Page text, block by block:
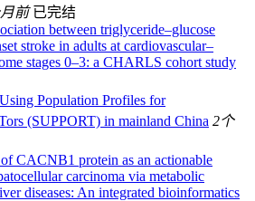
前 已完结
between triglyceride–glucose
stroke in adults at cardiovascular–
stages 0–3: a CHARLS cohort study
Population Profiles for
(SUPPORT) in mainland China 2个
CACNB1 protein as an actionable
carcinoma via metabolic
diseases: An integrated bioinformatics